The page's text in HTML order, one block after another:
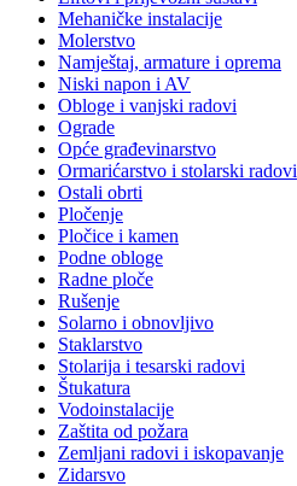
Mehaničke instalacije
Molerstvo
Namještaj, armature i oprema
Niski napon i AV
Obloge i vanjski radovi
Ograde
Opće građevinarstvo
Ormarićarstvo i stolarski radovi
Ostali obrti
Pločenje
Pločice i kamen
Podne obloge
Radne ploče
Rušenje
Solarno i obnovljivo
Staklarstvo
Stolarija i tesarski radovi
Štukatura
Vodoinstalacije
Zaštita od požara
Zemljani radovi i iskopavanje
Zidarsvo